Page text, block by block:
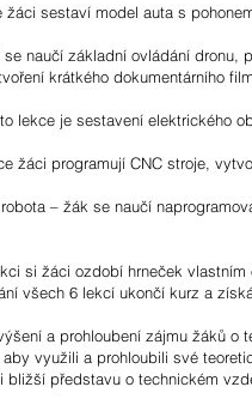
žáci sestaví model auta s
naučí základní ovládání
krátkého dokumentárního
lekce je sestavení elektrického
žáci programují CNC stroje,
– žák se naučí
si žáci ozdobí hrneček
všech 6 lekcí ukončí kurz a
a prohloubení zájmu žáků
využili a prohloubili své
bližší představu o technickém